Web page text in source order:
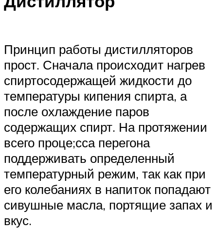
Принцип работы дистилляторов
прост. Сначала происходит нагрев
спиртосодержащей жидкости до
температуры кипения спирта, а
после охлаждение паров
содержащих спирт. На протяжении
всего проце;сса перегона
поддерживать определенный
температурный режим, так как при
его колебаниях в напиток попадают
сивушные масла, портящие запах и
вкус.